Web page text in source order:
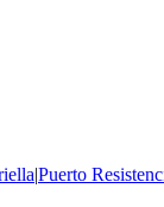
|Puerto